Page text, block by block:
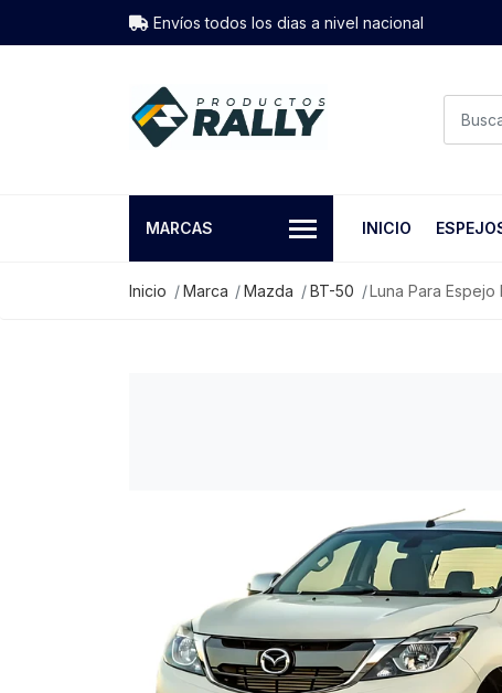
Envíos todos los dias a nivel nacional
MARCAS INICIO
Inicio Marca Mazda BT-50 Luna Para